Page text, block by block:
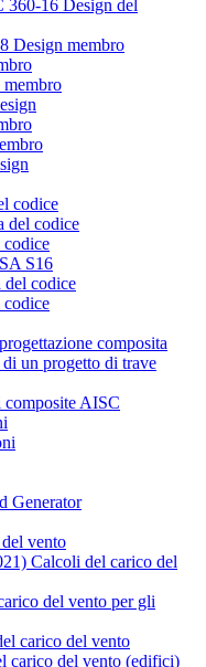
360-16 Design del
Design membro
codice
del codice
S16
codice
composita
un progetto di trave
composite AISC
Generator
vento
Calcoli del carico del
del vento per gli
carico del vento
carico del vento (edifici)